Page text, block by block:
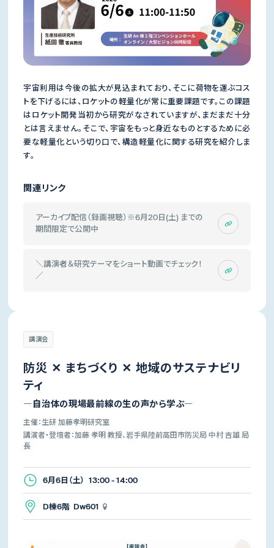
宇宙利用は今後の拡大が見込まれており、そこに荷物を運ぶコス
トを下げるには、ロケットの軽量化が常に重要課題です。この課題
はロケット開発当初から研究がなされていますが、まだまだ十分
とは言えません。そこで、宇宙をもっと身近なものとするために必
要な軽量化という切り口で、構造軽量化に関する研究を紹介しま
す。
関連リンク
アーカイブ配信（録画視聴）※6月20日(土) までの
期間限定で公開中
＼講演者＆研究テーマをショート動画でチェック！
／
講演会
防災 ✕ まちづくり ✕ 地域のサステナビリ
ティ
―自治体の現場最前線の生の声から学ぶ―
主催：生研 加藤孝明研究室
講演者・登壇者：加藤 孝明 教授、岩手県陸前高田市防災局 中村 吉雄 局
長
6月6日（土） 13:00 - 14:00
D棟6階 Dw601